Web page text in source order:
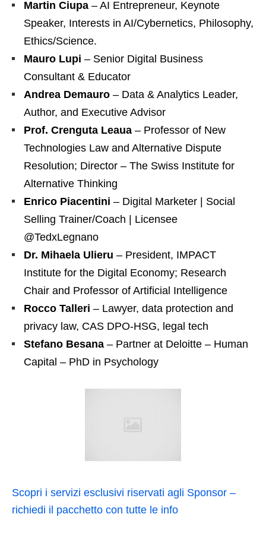
Martin Ciupa – AI Entrepreneur, Keynote
Speaker, Interests in AI/Cybernetics, Philosophy,
Ethics/Science.
Mauro Lupi – Senior Digital Business
Consultant & Educator
Andrea Demauro – Data & Analytics Leader,
Author, and Executive Advisor
Prof. Crenguta Leaua – Professor of New
Technologies Law and Alternative Dispute
Resolution; Director – The Swiss Institute for
Alternative Thinking
Enrico Piacentini – Digital Marketer | Social
Selling Trainer/Coach | Licensee
@TedxLegnano
Dr. Mihaela Ulieru – President, IMPACT
Institute for the Digital Economy; Research
Chair and Professor of Artificial Intelligence
Rocco Talleri – Lawyer, data protection and
privacy law, CAS DPO-HSG, legal tech
Stefano Besana – Partner at Deloitte – Human
Capital – PhD in Psychology
Scopri i servizi esclusivi riservati agli Sponsor –
richiedi il pacchetto con tutte le info